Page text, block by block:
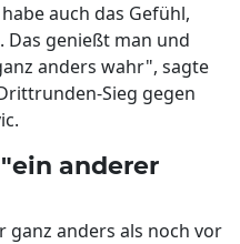
auch das Gefühl,
Das genießt man und
anders wahr", sagte
Sieg gegen
anderer
ganz anders als noch vor